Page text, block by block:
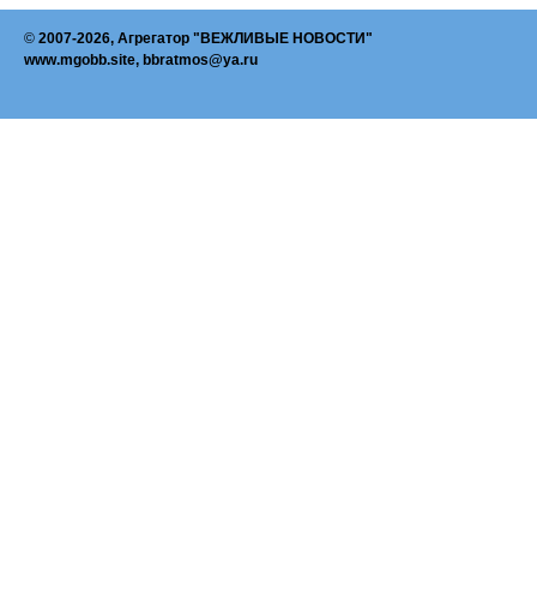
© 2007-2026, Агрегатор "ВЕЖЛИВЫЕ НОВОСТИ"
www.mgobb.site, bbratmos@ya.ru